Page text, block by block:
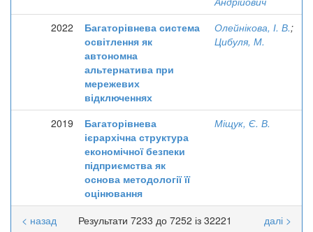
2022
Багаторівнева система
освітлення як
автономна
альтернатива при
мережевих
відключеннях
Олейнікова, І. В.;
Цибуля, М.
2019
Багаторівнева
ієрархічна структура
економічної безпеки
підприємства як
основа методології її
оцінювання
Міщук, Є. В.
Результати 7233 до 7252 із 32221
< назад далі >